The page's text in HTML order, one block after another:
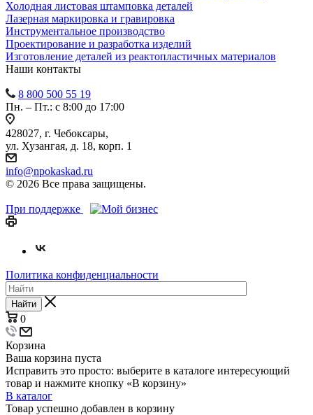
Холодная листовая штамповка деталей
Лазерная маркировка и гравировка
Инструментальное производство
Проектирование и разработка изделий
Изготовление деталей из реактопластичных материалов
Наши контакты
8 800 500 55 19
Пн. – Пт.: с 8:00 до 17:00
428027, г. Чебоксары,
ул. Хузангая, д. 18, корп. 1
info@npokaskad.ru
© 2026 Все права защищены.
При поддержке
Политика конфиденциальности
Найти
0
Корзина
Ваша корзина пуста
Исправить это просто: выберите в каталоге интересующий
товар и нажмите кнопку «В корзину»
В каталог
Товар успешно добавлен в корзину